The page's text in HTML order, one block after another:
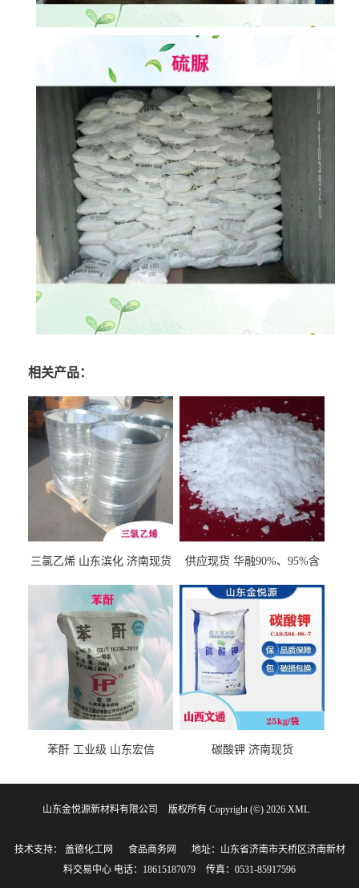
相关产品：
三氯乙烯 山东滨化 济南现货
供应现货 华融90%、95%含
苯酐 工业级 山东宏信 碳酸钾 济南现货
山东金悦源新材料有限公司 版权所有 Copyright (©) 2026 XML
技术支持： 盖德化工网 食品商务网
地址：山东省济南市天桥区济南新材
料交易中心 电话：18615187079 传真：0531-85917596